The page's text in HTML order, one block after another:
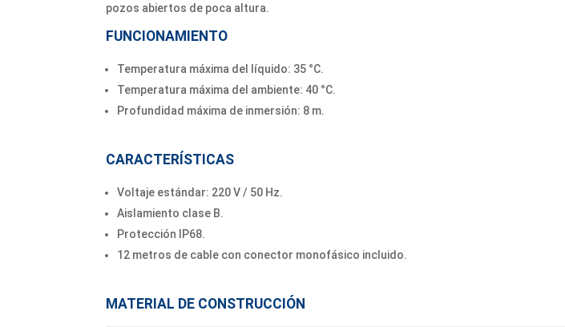
pozos abiertos de poca altura.
FUNCIONAMIENTO
Temperatura máxima del líquido: 35 °C.
Temperatura máxima del ambiente: 40 °C.
Profundidad máxima de inmersión: 8 m.
CARACTERÍSTICAS
Voltaje estándar: 220 V / 50 Hz.
Aislamiento clase B.
Protección IP68.
12 metros de cable con conector monofásico incluido.
MATERIAL DE CONSTRUCCIÓN